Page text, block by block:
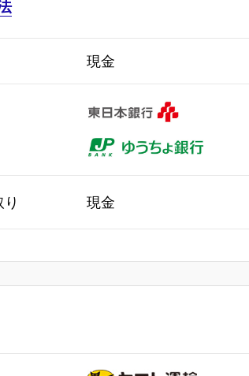
現金
現金